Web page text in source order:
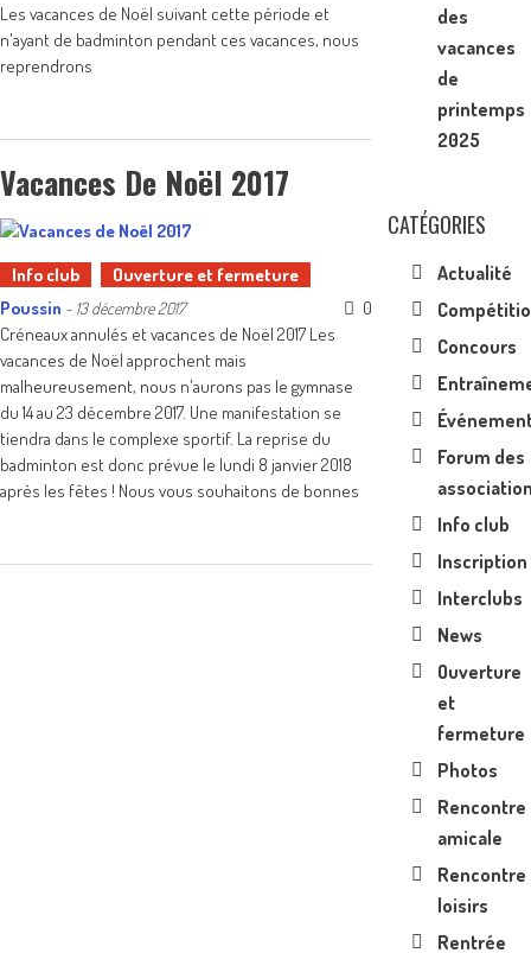
Les vacances de Noël suivant cette période et
n'ayant de badminton pendant ces vacances, nous
reprendrons
Vacances De Noël 2017
Info club
Ouverture et fermeture
Poussin - 13 décembre 2017
0
Créneaux annulés et vacances de Noël 2017 Les
vacances de Noël approchent mais
malheureusement, nous n'aurons pas le gymnase
du 14 au 23 décembre 2017. Une manifestation se
tiendra dans le complexe sportif. La reprise du
badminton est donc prévue le lundi 8 janvier 2018
après les fêtes ! Nous vous souhaitons de bonnes
des
vacances
de
printemps
2025
CATÉGORIES
Actualité
Concours
Forum des
Info club
Inscription
Interclubs
News
Ouverture
et
fermeture
Photos
Rencontre
amicale
Rencontre
loisirs
Rentrée